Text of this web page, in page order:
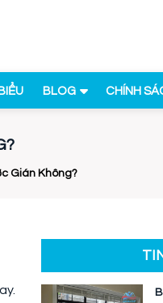
BLOG CHÍNH
Gián Không?